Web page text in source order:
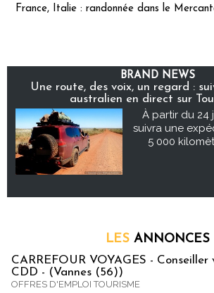
France, Italie : randonnée dans le
BRAND NEWS
Une route, des voix, un regard :
australien en direct sur
À partir du 24
suivra une
5 000
LES ANNONCES
CARREFOUR VOYAGES - Conseiller
CDD - (Vannes (56))
OFFRES D'EMPLOI TOURISME